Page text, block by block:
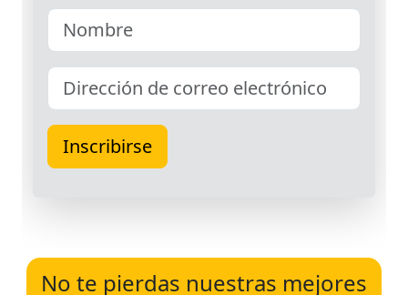
No te pierdas nuestras mejores